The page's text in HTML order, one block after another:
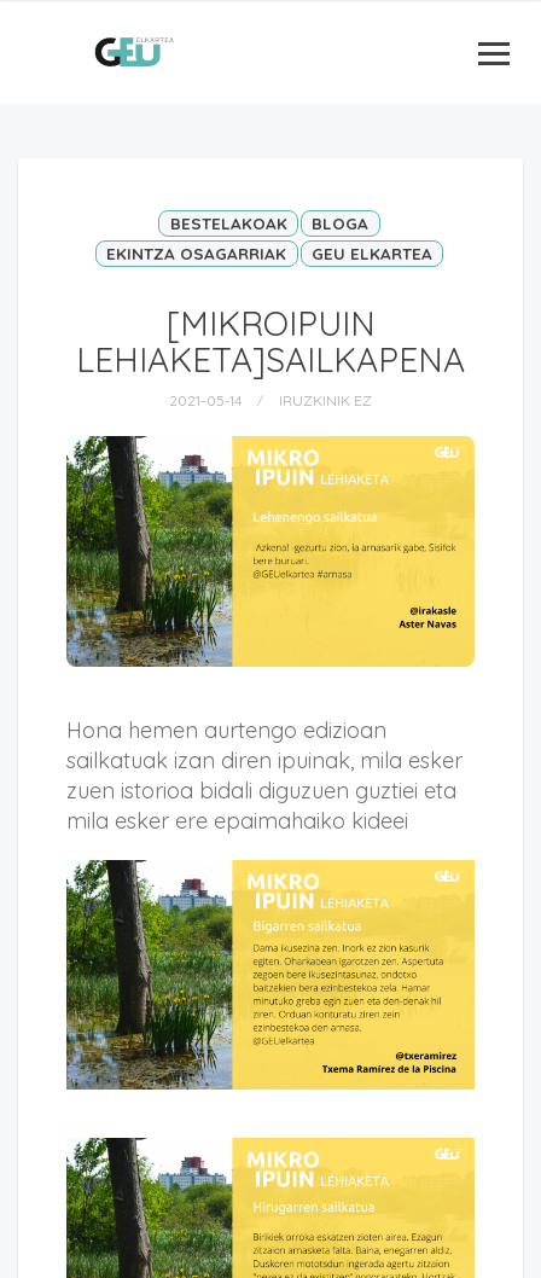
BESTELAKOAK
BLOGA
EKINTZA OSAGARRIAK
GEU ELKARTEA
[MIKROIPUIN
LEHIAKETA]SAILKAPENA
2021-05-14 IRUZKINIK EZ
Hona hemen aurtengo edizioan
sailkatuak izan diren ipuinak, mila esker
zuen istorioa bidali diguzuen guztiei eta
mila esker ere epaimahaiko kideei